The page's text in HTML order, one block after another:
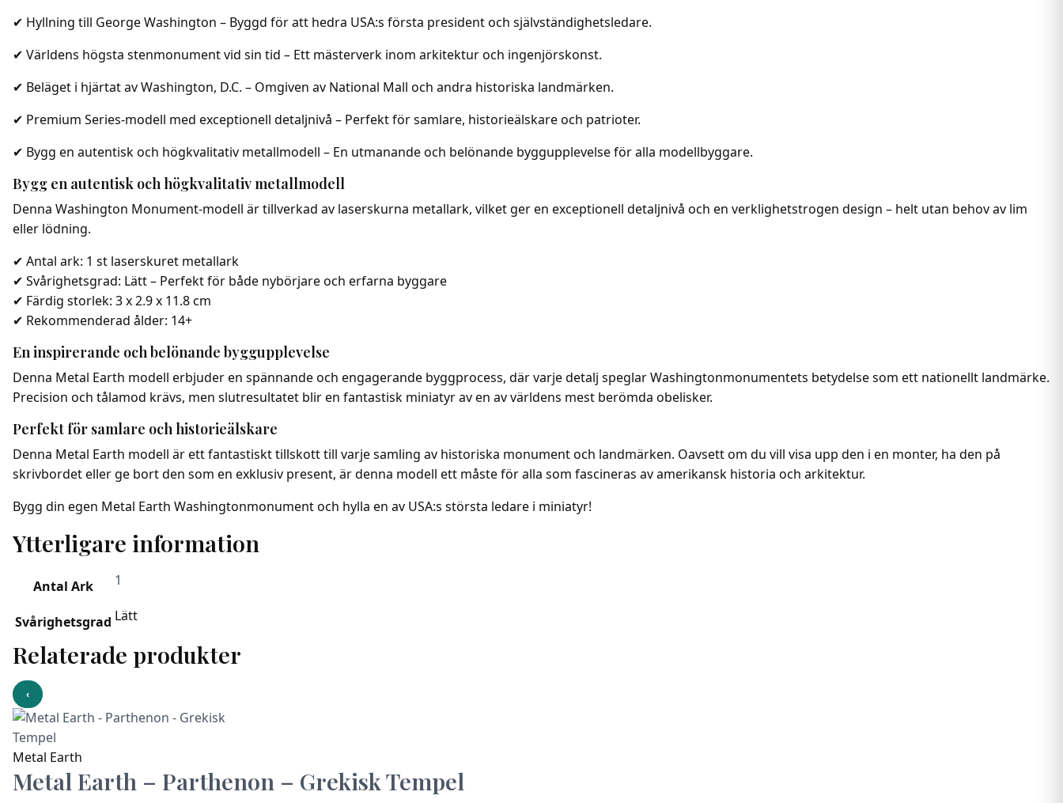
✔ Hyllning till George Washington – Byggd för att hedra USA:s första president och självständighetsledare.
✔ Världens högsta stenmonument vid sin tid – Ett mästerverk inom arkitektur och ingenjörskonst.
✔ Beläget i hjärtat av Washington, D.C. – Omgiven av National Mall och andra historiska landmärken.
✔ Premium Series-modell med exceptionell detaljnivå – Perfekt för samlare, historieälskare och patrioter.
✔ Bygg en autentisk och högkvalitativ metallmodell – En utmanande och belönande byggupplevelse för alla modellbyggare.
Bygg en autentisk och högkvalitativ metallmodell
Denna Washington Monument-modell är tillverkad av laserskurna metallark, vilket ger en exceptionell detaljnivå och en verklighetstrogen design – helt utan behov av lim
eller lödning.
✔ Antal ark: 1 st laserskuret metallark
✔ Svårighetsgrad: Lätt – Perfekt för både nybörjare och erfarna byggare
✔ Färdig storlek: 3 x 2.9 x 11.8 cm
✔ Rekommenderad ålder: 14+
En inspirerande och belönande byggupplevelse
Denna Metal Earth modell erbjuder en spännande och engagerande byggprocess, där varje detalj speglar Washingtonmonumentets betydelse som ett nationellt landmärke.
Precision och tålamod krävs, men slutresultatet blir en fantastisk miniatyr av en av världens mest berömda obelisker.
Perfekt för samlare och historieälskare
Denna Metal Earth modell är ett fantastiskt tillskott till varje samling av historiska monument och landmärken. Oavsett om du vill visa upp den i en monter, ha den på
skrivbordet eller ge bort den som en exklusiv present, är denna modell ett måste för alla som fascineras av amerikansk historia och arkitektur.
Bygg din egen Metal Earth Washingtonmonument och hylla en av USA:s största ledare i miniatyr!
Ytterligare information
Antal Ark 1
Svårighetsgrad Lätt
Relaterade produkter
‹
Metal Earth
Metal Earth – Parthenon – Grekisk Tempel